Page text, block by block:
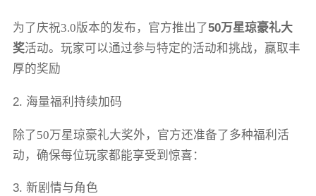
为了庆祝3.0版本的发布，官方推出了50万星琼豪礼大
奖活动。玩家可以通过参与特定的活动和挑战，赢取丰
厚的奖励
2. 海量福利持续加码
除了50万星琼豪礼大奖外，官方还准备了多种福利活
动，确保每位玩家都能享受到惊喜：
3. 新剧情与角色